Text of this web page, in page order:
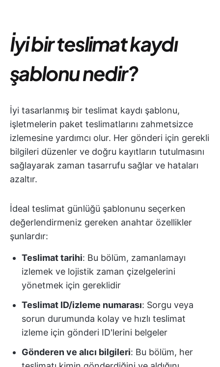
İyi bir teslimat kaydı
şablonu nedir?
İyi tasarlanmış bir teslimat kaydı şablonu,
işletmelerin paket teslimatlarını zahmetsizce
izlemesine yardımcı olur. Her gönderi için gerekli
bilgileri düzenler ve doğru kayıtların tutulmasını
sağlayarak zaman tasarrufu sağlar ve hataları
azaltır.
İdeal teslimat günlüğü şablonunu seçerken
değerlendirmeniz gereken anahtar özellikler
şunlardır:
Teslimat tarihi: Bu bölüm, zamanlamayı
izlemek ve lojistik zaman çizelgelerini
yönetmek için gereklidir
Teslimat ID/izleme numarası: Sorgu veya
sorun durumunda kolay ve hızlı teslimat
izleme için gönderi ID'lerini belgeler
Gönderen ve alıcı bilgileri: Bu bölüm, her